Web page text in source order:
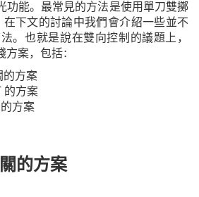
功能。最常見的方法是使用單刀雙擲
下文的討論中我們會介紹一些並不
。也就是說在雙向控制的議題上，
方案，包括：
的方案
的方案
方案
的方案